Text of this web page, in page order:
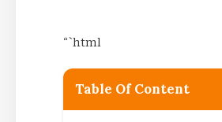
“`html
Table Of Content